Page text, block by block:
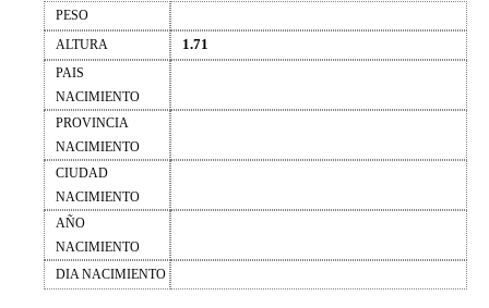
PESO
ALTURA
1.71
PAIS
NACIMIENTO
PROVINCIA
NACIMIENTO
CIUDAD
NACIMIENTO
AÑO
NACIMIENTO
DIA NACIMIENTO